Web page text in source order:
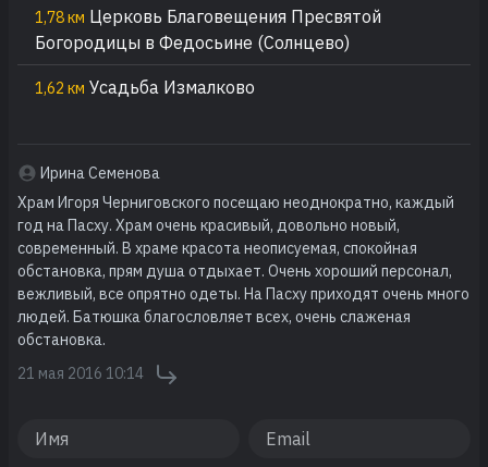
1,78 км Церковь Благовещения Пресвятой
Богородицы в Федосьине (Солнцево)
1,62 км Усадьба Измалково
Ирина Семенова
Храм Игоря Черниговского посещаю неоднократно, каждый
год на Пасху. Храм очень красивый, довольно новый,
современный. В храме красота неописуемая, спокойная
обстановка, прям душа отдыхает. Очень хороший персонал,
вежливый, все опрятно одеты. На Пасху приходят очень много
людей. Батюшка благословляет всех, очень слаженая
обстановка.
21 мая 2016 10:14